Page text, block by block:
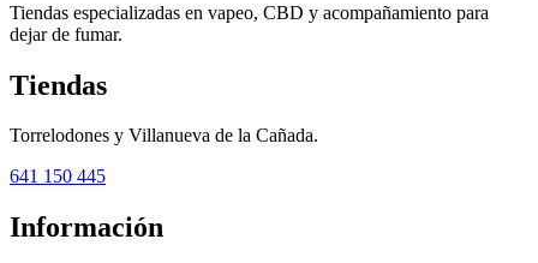
Tiendas especializadas en vapeo, CBD y acompañamiento para
dejar de fumar.
Tiendas
Torrelodones y Villanueva de la Cañada.
641 150 445
Información